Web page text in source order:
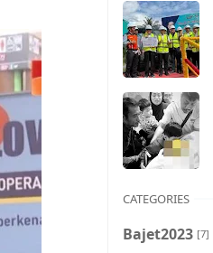
CATEGORIES
Bajet2023 [7]